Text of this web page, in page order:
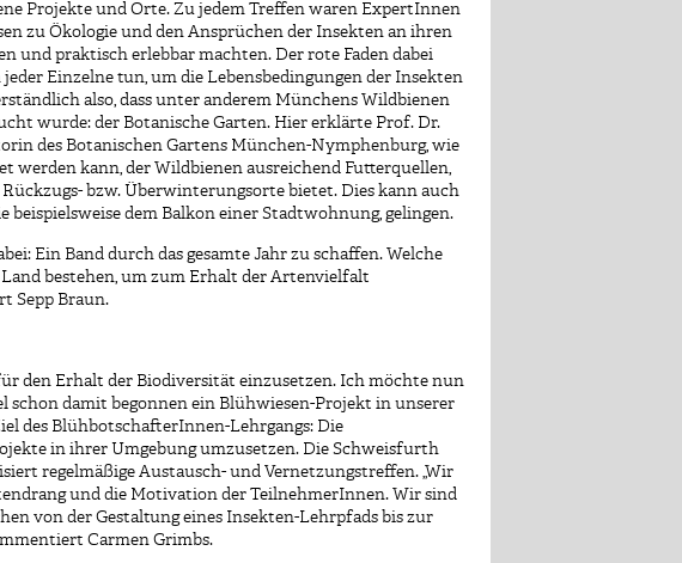
Projekte und Orte. Zu jedem Treffen waren ExpertInnen
zu Ökologie und den Ansprüchen der Insekten an ihren
und praktisch erlebbar machten. Der rote Faden dabei
jeder Einzelne tun, um die Lebensbedingungen der Insekten
also, dass unter anderem Münchens Wildbienen
wurde: der Botanische Garten. Hier erklärte Prof. Dr.
des Botanischen Gartens München-Nymphenburg, wie
werden kann, der Wildbienen ausreichend Futterquellen,
bzw. Überwinterungsorte bietet. Dies kann auch
beispielsweise dem Balkon einer Stadtwohnung, gelingen.
Ein Band durch das gesamte Jahr zu schaffen. Welche
bestehen, um zum Erhalt der Artenvielfalt
Sepp Braun.
den Erhalt der Biodiversität einzusetzen. Ich möchte nun
schon damit begonnen ein Blühwiesen-Projekt in unserer
des BlühbotschafterInnen-Lehrgangs: Die
in ihrer Umgebung umzusetzen. Die Schweisfurth
regelmäßige Austausch- und Vernetzungstreffen. „Wir
und die Motivation der TeilnehmerInnen. Wir sind
von der Gestaltung eines Insekten-Lehrpfads bis zur
Carmen Grimbs.